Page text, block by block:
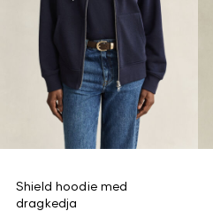
Shield hoodie med
dragkedja